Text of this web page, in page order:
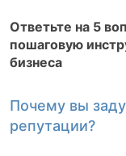
Ответьте на 5
пошаговую
бизнеса
Почему вы
репутации?